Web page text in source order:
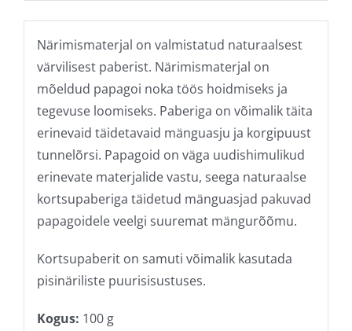
Närimismaterjal on valmistatud naturaalsest
värvilisest paberist. Närimismaterjal on
mõeldud papagoi noka töös hoidmiseks ja
tegevuse loomiseks. Paberiga on võimalik täita
erinevaid täidetavaid mänguasju ja korgipuust
tunnelõrsi. Papagoid on väga uudishimulikud
erinevate materjalide vastu, seega naturaalse
kortsupaberiga täidetud mänguasjad pakuvad
papagoidele veelgi suuremat mängurõõmu.
Kortsupaberit on samuti võimalik kasutada
pisinäriliste puurisisustuses.
Kogus: 100 g